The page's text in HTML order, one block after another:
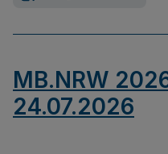
MB.NRW
24.07.2026